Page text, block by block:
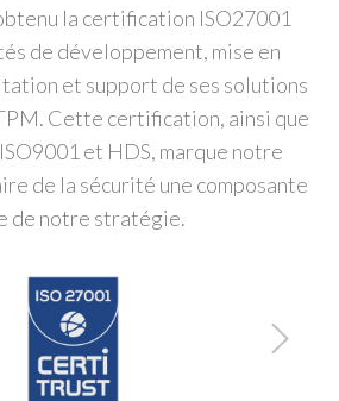
la certification ISO27001
de développement, mise en
et support de ses solutions
Cette certification, ainsi que
et HDS, marque notre
de la sécurité une composante
de notre stratégie.